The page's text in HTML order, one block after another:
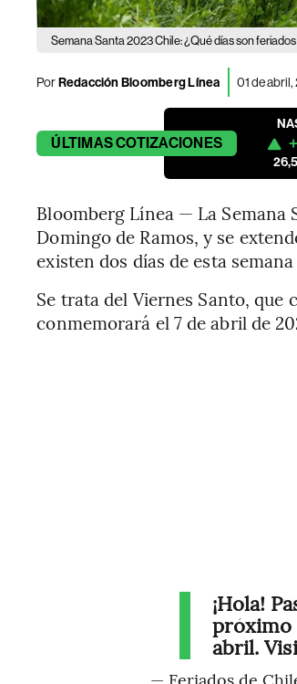
Semana Santa 2023 Chile: ¿Qué días son
PorRedacción Bloomberg Línea 01 de
ÚLTIMASCOTIZACIONES
Bloomberg Línea — La Semana
Domingo de Ramos, y se
existen dos días de esta
Se trata del Viernes Santo, que
conmemorará el 7 de abril de
¡Hola!
próximo
abril.
— Feriados de